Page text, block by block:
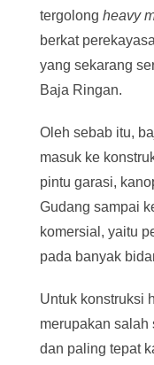
tergolong heavy
berkat
yang sekarang
Baja Ringan.
Oleh sebab itu,
masuk ke
pintu garasi,
Gudang sampai
komersial, yaitu
pada banyak
Untuk konstruksi
merupakan salah
dan paling tepat